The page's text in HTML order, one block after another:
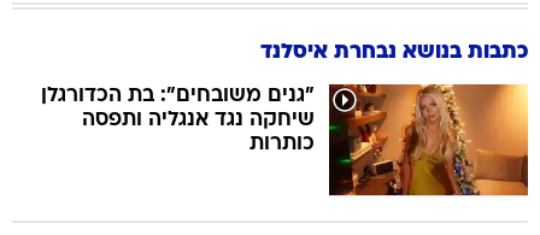
כתבות בנושא נבחרת איסלנד
"גנים משובחים": בת הכדורגלן
שיחקה נגד אנגליה ותפסה
כותרות